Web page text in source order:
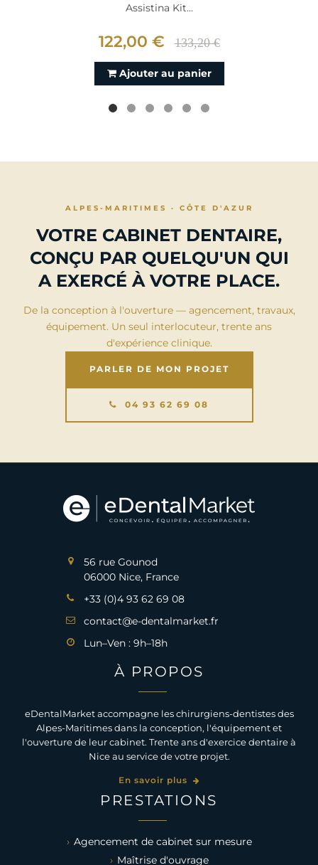
Assistina Kit...
122,00 € 133,20 €
Ajouter au panier
ALPES-MARITIMES · CÔTE D'AZUR
VOTRE CABINET DENTAIRE,
CONÇU PAR QUELQU'UN QUI
A EXERCÉ À VOTRE PLACE.
De la conception à l'ouverture — agencement, travaux,
équipement. Un seul interlocuteur, trente ans
d'expérience clinique.
PARLER DE MON PROJET
04 93 62 69 08
56 rue Gounod
06000 Nice, France
+33 (0)4 93 62 69 08
contact@e-dentalmarket.fr
Lun–Ven : 9h–18h
À PROPOS
eDentalMarket accompagne les chirurgiens-dentistes des
Alpes-Maritimes dans la conception, l'équipement et
l'ouverture de leur cabinet. Trente ans d'exercice dentaire à
Nice au service de votre projet.
En savoir plus
PRESTATIONS
Agencement de cabinet sur mesure
Maîtrise d'ouvrage